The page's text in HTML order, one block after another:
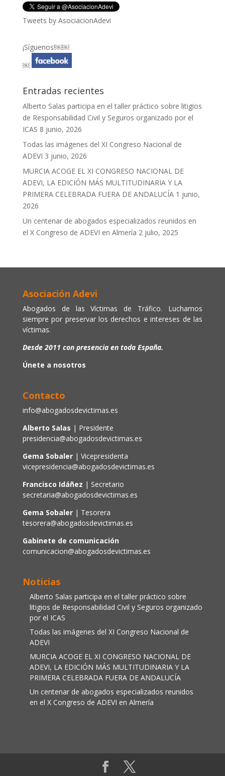
Tweets by AsociacionAdevi
¡Síguenos!￼￼
￼
Entradas recientes
Alberto Salas participa en el taller práctico sobre litigios
de Responsabilidad Civil y Seguros organizado por el
ICAS 8 junio, 2026
Todas las imágenes del XI Congreso Nacional de
ADEVI 3 junio, 2026
MURCIA ACOGE EL XI CONGRESO NACIONAL DE
ADEVI, LA EDICIÓN MÁS MULTITUDINARIA Y LA
PRIMERA CELEBRADA FUERA DE ANDALUCÍA 1 junio,
2026
Un centenar de abogados especializados reunidos en
el X Congreso de ADEVI en Almería 2 julio, 2025
Asociación Adevi
Abogados de las Víctimas de Tráfico. Luchamos
siempre por preservar los derechos e intereses de las
víctimas.
Desde 2011 con presencia en toda España.
Únete a nosotros
Contacto
info@abogadosdevictimas.es
Alberto Salas | Presidente
presidencia@abogadosdevictimas.es
Gema Sobaler | Vicepresidenta
vicepresidencia@abogadosdevictimas.es
Francisco Idáñez | Secretario
secretaria@abogadosdevictimas.es
Gema Sobaler| Tesorera
tesorera@abogadosdevictimas.es
Gabinete de comunicación
comunicacion@abogadosdevictimas.es
Noticias
Alberto Salas participa en el taller práctico sobre
litigios de Responsabilidad Civil y Seguros organizado
por el ICAS
Todas las imágenes del XI Congreso Nacional de
ADEVI
MURCIA ACOGE EL XI CONGRESO NACIONAL DE
ADEVI, LA EDICIÓN MÁS MULTITUDINARIA Y LA
PRIMERA CELEBRADA FUERA DE ANDALUCÍA
Un centenar de abogados especializados reunidos
en el X Congreso de ADEVI en Almería